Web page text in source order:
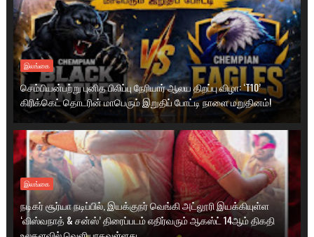
இலங்கை
செம்பியன்பற்று புனித பிலிப்பு நேரியார் ஆலய திறப்பு விழா: ‘T10’
கிரிக்கெட் தொடரின் மாபெரும் இறுதிப் போட்டி நாளை மறுதினம்!
இலங்கை
நடிகர் சூர்யா நடிப்பில், இயக்குநர் வெங்கி அட்லூரி இயக்கியுள்ள
‘விஸ்வநாத் & சன்ஸ்’ திரைப்படம் எதிர்வரும் ஆகஸ்ட் 14ஆம் திகதி